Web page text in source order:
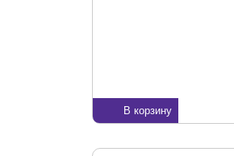
В корзину